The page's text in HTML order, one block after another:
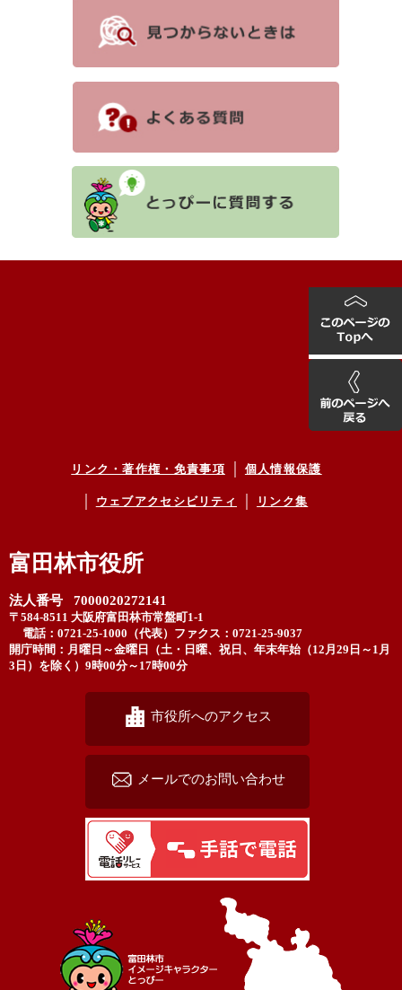
リンク・著作権・免責事項 個人情報保護
ウェブアクセシビリティ リンク集
富田林市役所
法人番号 7000020272141
〒584-8511 大阪府富田林市常盤町1-1
電話：0721-25-1000（代表） ファクス：0721-25-9037
開庁時間：月曜日～金曜日（土・日曜、祝日、年末年始（12月29日～1月
3日）を除く）9時00分～17時00分
市役所へのアクセス
メールでのお問い合わせ